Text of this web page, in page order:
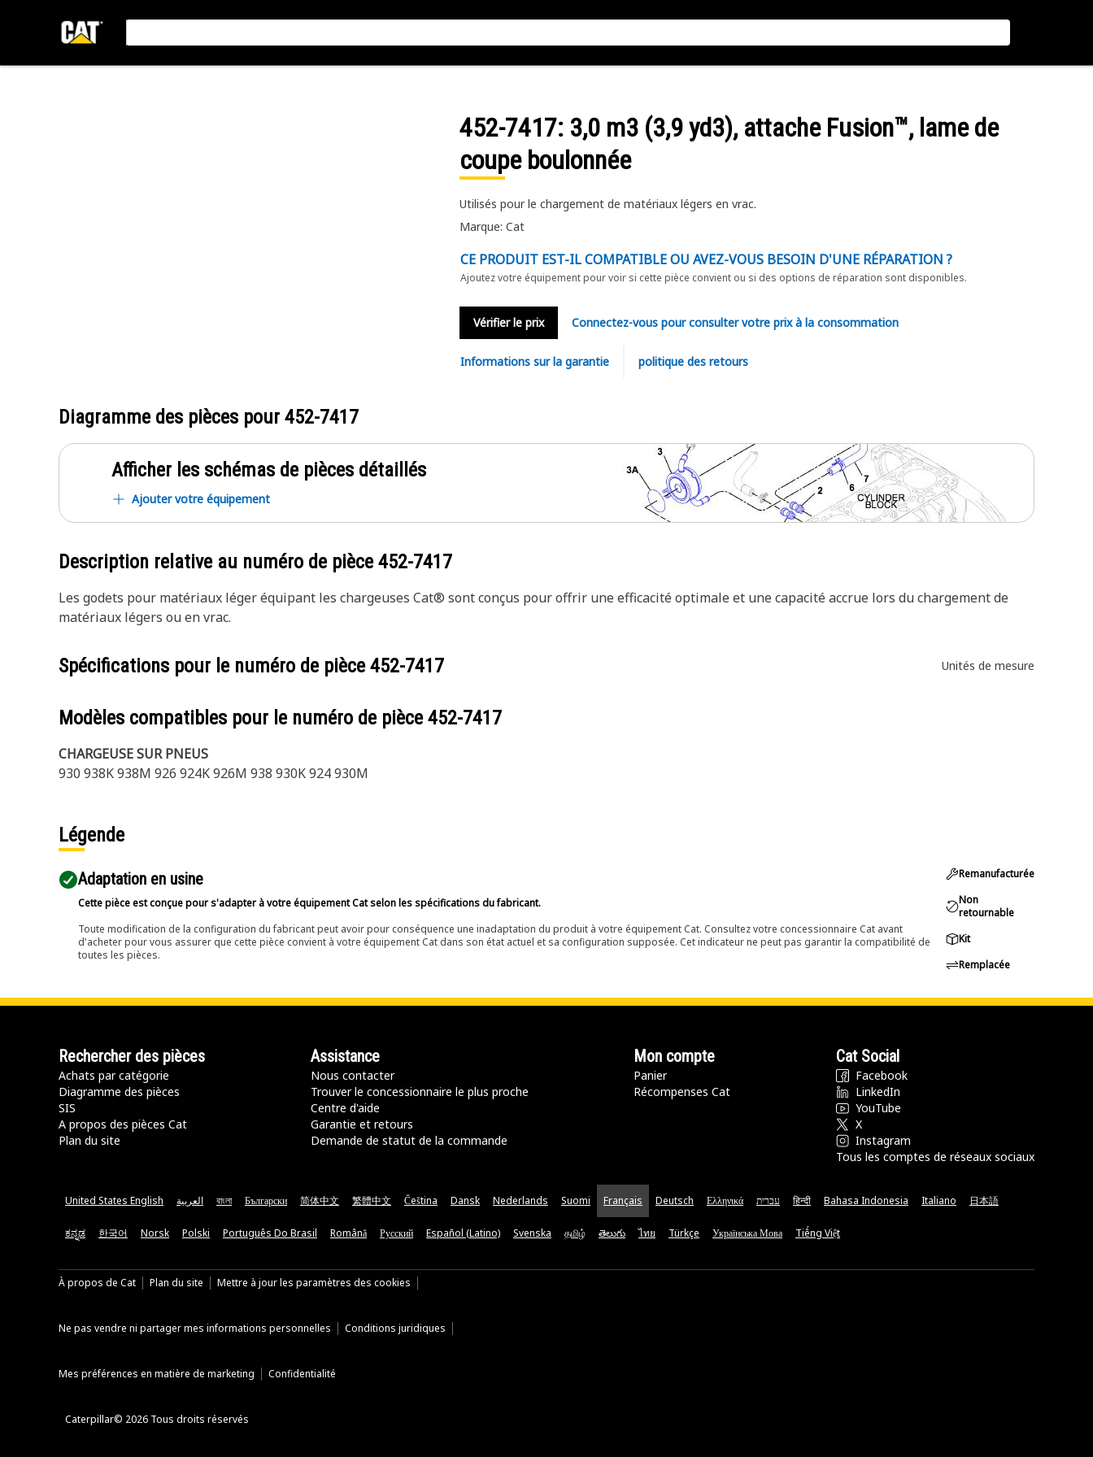
452-7417: 3,0 m3 (3,9 yd3), attache Fusion™, lame de
coupe boulonnée
Utilisés pour le chargement de matériaux légers en vrac.
Marque: Cat
CE PRODUIT EST-IL COMPATIBLE OU AVEZ-VOUS BESOIN D'UNE RÉPARATION ?
Ajoutez votre équipement pour voir si cette pièce convient ou si des options de réparation sont disponibles.
Vérifier le prix Connectez-vous pour consulter votre prix à la consommation
Informations sur la garantie politique des retours
Diagramme des pièces pour 452-7417
Afficher les schémas de pièces détaillés
Ajouter votre équipement
Description relative au numéro de pièce 452-7417
Les godets pour matériaux léger équipant les chargeuses Cat® sont conçus pour offrir une efficacité optimale et une capacité accrue lors du chargement de
matériaux légers ou en vrac.
Spécifications pour le numéro de pièce 452-7417 Unités de mesure
Modèles compatibles pour le numéro de pièce 452-7417
CHARGEUSE SUR PNEUS
930 938K 938M 926 924K 926M 938 930K 924 930M
Légende
Adaptation en usine
Cette pièce est conçue pour s'adapter à votre équipement Cat selon les spécifications du fabricant.
Toute modification de la configuration du fabricant peut avoir pour conséquence une inadaptation du produit à votre équipement Cat. Consultez votre concessionnaire Cat avant
d'acheter pour vous assurer que cette pièce convient à votre équipement Cat dans son état actuel et sa configuration supposée. Cet indicateur ne peut pas garantir la compatibilité de
toutes les pièces.
Remanufacturée
Non
retournable
Kit
Remplacée
Rechercher des pièces
Achats par catégorie
Diagramme des pièces
SIS
A propos des pièces Cat
Plan du site
Assistance
Nous contacter
Trouver le concessionnaire le plus proche
Centre d'aide
Garantie et retours
Demande de statut de la commande
Mon compte
Panier
Récompenses Cat
Cat Social
Facebook
LinkedIn
YouTube
X
Instagram
Tous les comptes de réseaux sociaux
United States English العربية বাংলা Български 简体中文 繁體中文 Čeština Dansk Nederlands Suomi Français Deutsch Ελληνικά עברית हिन्दी Bahasa Indonesia Italiano 日本語
ಕನ್ನಡ 한국어 Norsk Polski Português Do Brasil Română Русский Español (Latino) Svenska தமிழ் తెలుగు ไทย Türkçe Українська Мова Tiếng Việt
À propos de Cat Plan du site Mettre à jour les paramètres des cookies
Ne pas vendre ni partager mes informations personnelles Conditions juridiques
Mes préférences en matière de marketing Confidentialité
Caterpillar© 2026 Tous droits réservés